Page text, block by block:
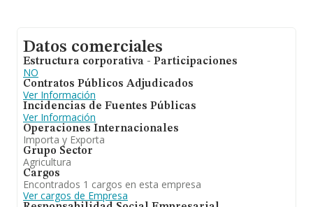
Datos comerciales
Estructura corporativa - Participaciones
NO
Contratos Públicos Adjudicados
Ver Información
Incidencias de Fuentes Públicas
Ver Información
Operaciones Internacionales
Importa y Exporta
Grupo Sector
Agricultura
Cargos
Encontrados 1 cargos en esta empresa
Ver cargos de Empresa